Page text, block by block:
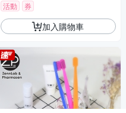
活動 券
加入購物車